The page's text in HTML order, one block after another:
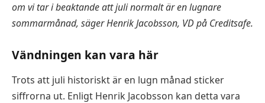
om vi tar i beaktande att juli normalt är en lugnare
sommarmånad, säger Henrik Jacobsson, VD på Creditsafe.
Vändningen kan vara här
Trots att juli historiskt är en lugn månad sticker
siffrorna ut. Enligt Henrik Jacobsson kan detta vara